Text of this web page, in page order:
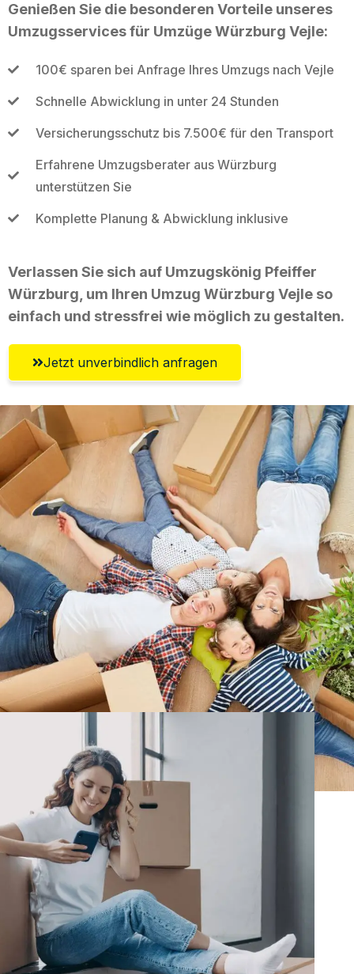
Genießen Sie die besonderen Vorteile unseres
Umzugsservices für Umzüge Würzburg Vejle:
100€ sparen bei Anfrage Ihres Umzugs nach Vejle
Schnelle Abwicklung in unter 24 Stunden
Versicherungsschutz bis 7.500€ für den Transport
Erfahrene Umzugsberater aus Würzburg
unterstützen Sie
Komplette Planung & Abwicklung inklusive
Verlassen Sie sich auf Umzugskönig Pfeiffer
Würzburg, um Ihren Umzug Würzburg Vejle so
einfach und stressfrei wie möglich zu gestalten.
Jetzt unverbindlich anfragen